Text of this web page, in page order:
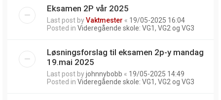
Eksamen 2P vår 2025
Last post byVaktmester « 19/05-2025 16:04
Posted in Videregående skole: VG1, VG2 og VG3
Løsningsforslag til eksamen 2p-y mandag
19.mai 2025
Last post byjohnnybobb « 19/05-2025 14:49
Posted in Videregående skole: VG1, VG2 og VG3